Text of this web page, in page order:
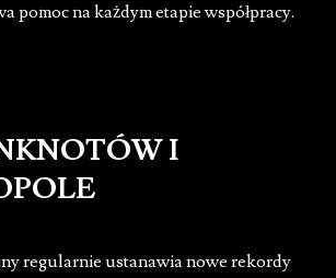
pomoc na każdym etapie współpracy.
I
regularnie ustanawia nowe rekordy